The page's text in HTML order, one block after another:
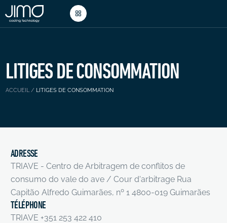
LITIGES DE CONSOMMATION
ACCUEIL / LITIGES DE CONSOMMATION
ADRESSE
TRIAVE - Centro de Arbitragem de conflitos de
consumo do vale do ave / Cour d'arbitrage Rua
Capitão Alfredo Guimarães, nº 1 4800-019 Guimarães
TÉLÉPHONE
TRIAVE +351 253 422 410